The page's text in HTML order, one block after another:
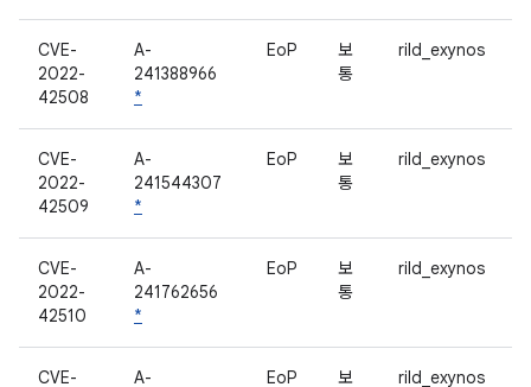
CVE-
2022-
42508
A-
241388966
*
EoP
보
통
rild_exynos
CVE-
2022-
42509
A-
241544307
*
EoP
보
통
rild_exynos
CVE-
2022-
42510
A-
241762656
*
EoP
보
통
rild_exynos
CVE- A- EoP 보 rild_exynos